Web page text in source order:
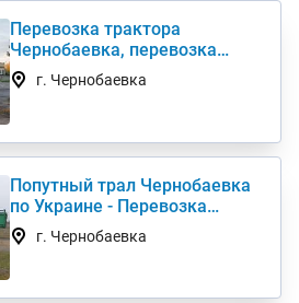
Перевозка трактора
Чернобаевка, перевозка
комбайна, перевезти
негабарит
г. Чернобаевка
Попутный трал Чернобаевка
по Украине - Перевозка
негабаритных грузов
г. Чернобаевка